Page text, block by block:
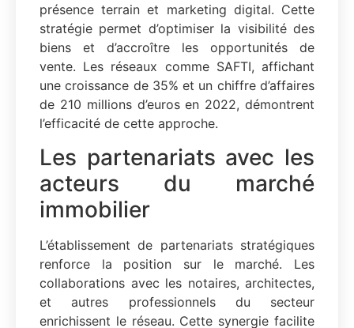
présence terrain et marketing digital. Cette
stratégie permet d’optimiser la visibilité des
biens et d’accroître les opportunités de
vente. Les réseaux comme SAFTI, affichant
une croissance de 35% et un chiffre d’affaires
de 210 millions d’euros en 2022, démontrent
l’efficacité de cette approche.
Les partenariats avec les
acteurs du marché
immobilier
L’établissement de partenariats stratégiques
renforce la position sur le marché. Les
collaborations avec les notaires, architectes,
et autres professionnels du secteur
enrichissent le réseau. Cette synergie facilite